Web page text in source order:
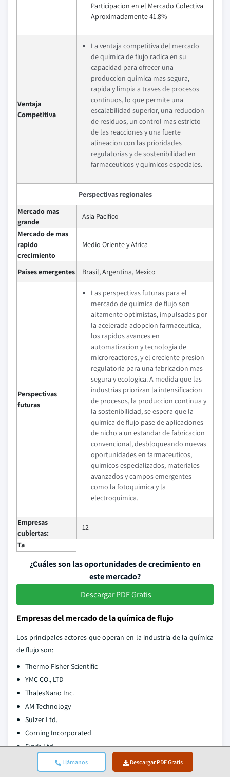
Llámanos Descargar PDF Gratis
Participacion en el Mercado Colectiva
Aproximadamente 41.8%
Ventaja
Competitiva
La ventaja competitiva del mercado
de quimica de flujo radica en su
capacidad para ofrecer una
produccion quimica mas segura,
rapida y limpia a traves de procesos
continuos, lo que permite una
escalabilidad superior, una reduccion
de residuos, un control mas estricto
de las reacciones y una fuerte
alineacion con las prioridades
regulatorias y de sostenibilidad en
farmaceuticos y quimicos especiales.
Perspectivas regionales
Mercado mas
grande
Asia Pacifico
Mercado de mas
rapido
crecimiento
Medio Oriente y Africa
Paises emergentes Brasil, Argentina, Mexico
Perspectivas
futuras
Las perspectivas futuras para el
mercado de quimica de flujo son
altamente optimistas, impulsadas por
la acelerada adopcion farmaceutica,
los rapidos avances en
automatizacion y tecnologia de
microreactores, y el creciente presion
regulatoria para una fabricacion mas
segura y ecologica. A medida que las
industrias priorizan la intensificacion
de procesos, la produccion continua y
la sostenibilidad, se espera que la
quimica de flujo pase de aplicaciones
de nicho a un estandar de fabricacion
convencional, desbloqueando nuevas
oportunidades en farmaceuticos,
quimicos especializados, materiales
avanzados y campos emergentes
como la fotoquimica y la
electroquimica.
Empresas
cubiertas:
12
Ta
¿Cuáles son las oportunidades de crecimiento en
este mercado?
Descargar PDF Gratis
Empresas del mercado de la química de flujo
Los principales actores que operan en la industria de la química
de flujo son:
Thermo Fisher Scientific
YMC CO., LTD
ThalesNano Inc.
AM Technology
Sulzer Ltd.
Corning Incorporated
Syrris Ltd.
Vapourtec Ltd.
Chemtrix BV